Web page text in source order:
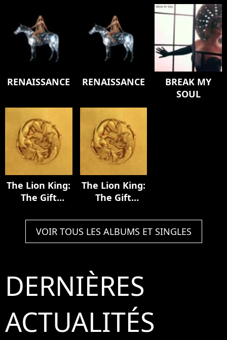
RENAISSANCE RENAISSANCE
BREAK MY
SOUL
The Lion King:
The Gift
Edition]
The Lion King:
The Gift
Edition]
VOIR TOUS LES ALBUMS ET SINGLES
DERNIÈRES
ACTUALITÉS